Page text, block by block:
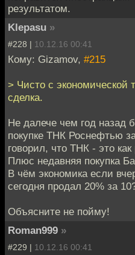
результатом.
Klepasu »
#228 | 10.12.16 00:41
Кому: Gizamov, #215
> Чисто с экономической
сделка.
Не далече чем год назад
покупке ТНК Роснефтью
говорил, что ТНК - это
Плюс недавняя покупка
В чём экономика если
сегодня продал 20% за
Объясните не пойму!
Roman999 »
#229 | 10.12.16 00:41